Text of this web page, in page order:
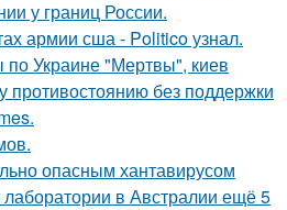
у границ России.
армии сша - Politico узнал.
Украине "Мертвы", киев
противостоянию без поддержки
опасным хантавирусом
лаборатории в Австралии ещё 5